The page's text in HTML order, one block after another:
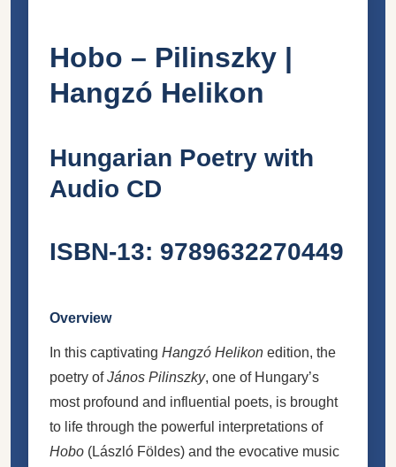
Hobo – Pilinszky |
Hangzó Helikon
Hungarian Poetry with
Audio CD
ISBN-13: 9789632270449
Overview
In this captivating Hangzó Helikon edition, the
poetry ofJános Pilinszky, one of Hungary’s
most profound and influential poets, is brought
to life through the powerful interpretations of
Hobo (László Földes) and the evocative music